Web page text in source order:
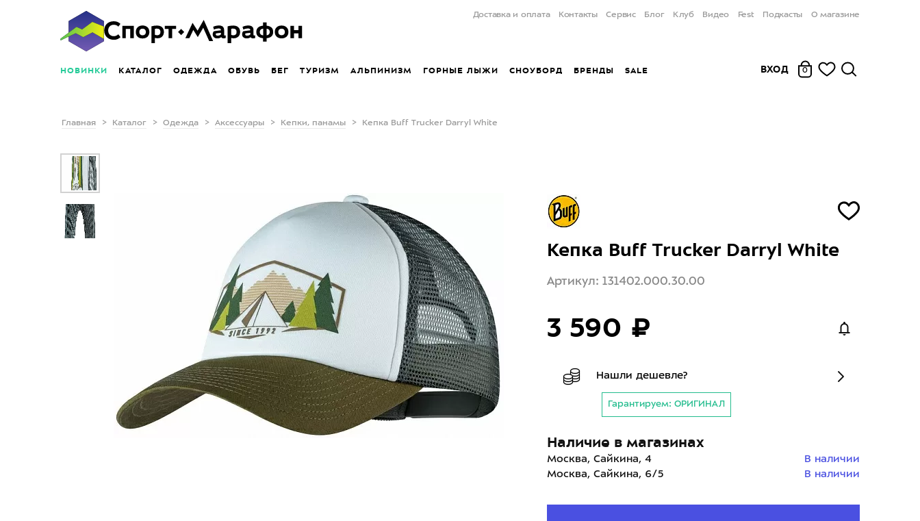
Доставка и оплата Контакты Сервис Блог Клуб Видео Fest Подкасты О магазине
НОВИНКИ КАТАЛОГ ОДЕЖДА ОБУВЬ БЕГ ТУРИЗМ АЛЬПИНИЗМ ГОРНЫЕ ЛЫЖИ СНОУБОРД БРЕНДЫ SALE ВХОД 0
Главная Каталог Одежда Аксессуары Кепки, панамы Кепка Buff Trucker Darryl White
Кепка Buff Trucker Darryl White
Артикул: 131402.000.30.00
3 590 ₽
Нашли дешевле?
Гарантируем: ОРИГИНАЛ
Наличие в магазинах
Москва, Сайкина, 4
В наличии
Москва, Сайкина, 6/5
В наличии